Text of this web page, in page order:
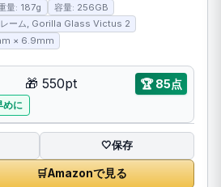
量: 187g
容量: 256GB
ーム, Gorilla Glass Victus 2
× 6.9mm
🎁 550pt 🏆 85点
めに
🤍保存
🛒Amazonで見る